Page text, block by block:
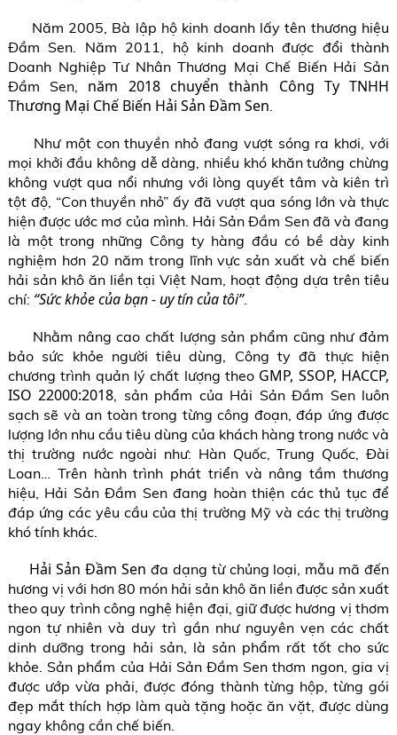
Năm 2005, Bà lập hộ kinh doanh lấy tên thương hiệu
Đầm Sen. Năm 2011, hộ kinh doanh được đổi thành
Doanh Nghiệp Tư Nhân Thương Mại Chế Biến Hải Sản
Đầm Sen, năm 2018 chuyển thành Công Ty TNHH
Thương Mại Chế Biến Hải Sản Đầm Sen
Như một con thuyền nhỏ đang vượt sóng ra khơi, với
mọi khởi đầu không dễ dàng, nhiều khó khăn tưởng chừng
không vượt qua nổi nhưng với lòng quyết tâm và kiên trì
tột độ, “Con thuyền nhỏ” ấy đã vượt qua sóng lớn và thực
hiện được ước mơ của mình. Hải Sản Đầm Sen đã và đang
là một trong những Công ty hàng đầu có bề dày kinh
nghiệm hơn 20 năm trong lĩnh vực sản xuất và chế biến
hải sản khô ăn liền tại Việt Nam, hoạt động dựa trên tiêu
chí: “Sức khỏe của bạn - uy tín của tôi”.
Nhằm nâng cao chất lượng sản phẩm cũng như đảm
bảo sức khỏe người tiêu dùng, Công ty đã thực hiện
chương trình quản lý chất lượng theo GMP, SSOP, HACCP,
ISO 22000:2018 , sản phẩm của Hải Sản Đầm Sen luôn
sạch sẽ và an toàn trong từng công đoạn, đáp ứng được
lượng lớn nhu cầu tiêu dùng của khách hàng trong nước và
thị trường nước ngoài như: Hàn Quốc, Trung Quốc, Đài
Loan… Trên hành trình phát triển và nâng tầm thương
hiệu, Hải Sản Đầm Sen đang hoàn thiện các thủ tục để
đáp ứng các yêu cầu của thị trường Mỹ và các thị trường
khó tính khác.
Hải Sản Đầm Sen đa dạng từ chủng loại, mẫu mã đến
hương vị với hơn 80 món hải sản khô ăn liền được sản xuất
theo quy trình công nghệ hiện đại, giữ được hương vị thơm
ngon tự nhiên và duy trì gần như nguyên vẹn các chất
dinh dưỡng trong hải sản, là sản phẩm rất tốt cho sức
khỏe. Sản phẩm của Hải Sản Đầm Sen thơm ngon, gia vị
được ướp vừa phải, được đóng thành từng hộp, từng gói
đẹp mắt thích hợp làm quà tặng hoặc ăn vặt, được dùng
ngay không cần chế biến.